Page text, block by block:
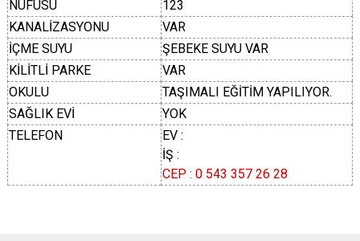
NÜFUSU
123
KANALİZASYONU
VAR
İÇME SUYU
ŞEBEKE SUYU VAR
KİLİTLİ PARKE
VAR
OKULU
TAŞIMALI EĞİTİM YAPILIYOR.
SAĞLIK EVİ
YOK
TELEFON
EV :
İŞ :
CEP : 0 543 357 26 28